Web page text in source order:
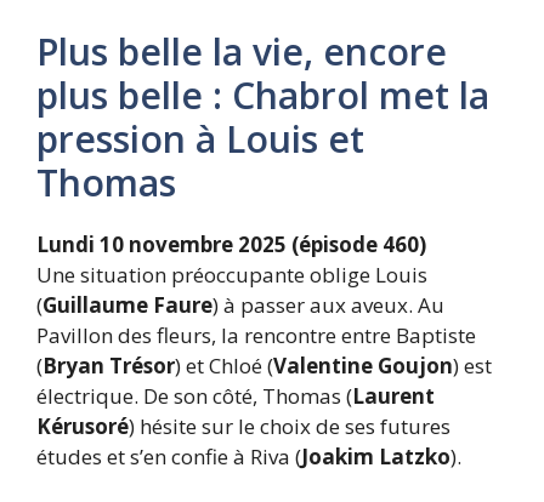
Plus belle la vie, encore
plus belle : Chabrol met la
pression à Louis et
Thomas
Lundi 10 novembre 2025 (épisode 460)
Une situation préoccupante oblige Louis
(Guillaume Faure) à passer aux aveux. Au
Pavillon des fleurs, la rencontre entre Baptiste
(Bryan Trésor) et Chloé (Valentine Goujon) est
électrique. De son côté, Thomas (Laurent
Kérusoré) hésite sur le choix de ses futures
études et s’en confie à Riva (Joakim Latzko).